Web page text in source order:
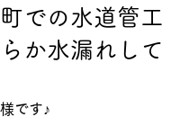
での水道管工
か水漏れして
です♪